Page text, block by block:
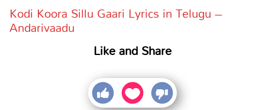
Kodi Koora Sillu Gaari Lyrics in Telugu –
Andarivaadu
Like and Share